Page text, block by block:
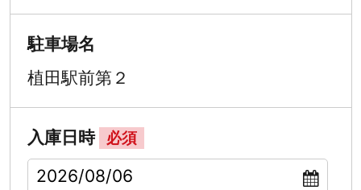
駐車場名
植田駅前第２
入庫日時 必須